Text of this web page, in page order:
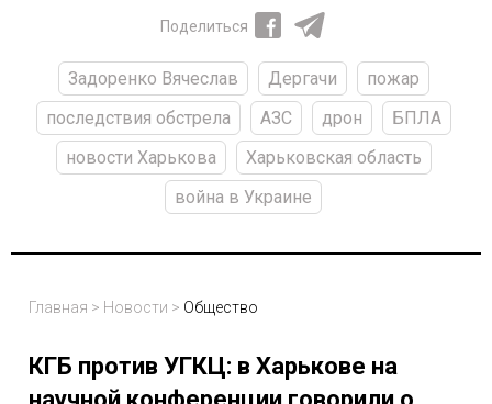
Поделиться
Задоренко Вячеслав Дергачи
пожар
последствия обстрела
АЗС дрон
БПЛА
новости Харькова
Харьковская область
война в Украине
Главная > Новости > Общество
КГБ против УГКЦ: в Харькове на